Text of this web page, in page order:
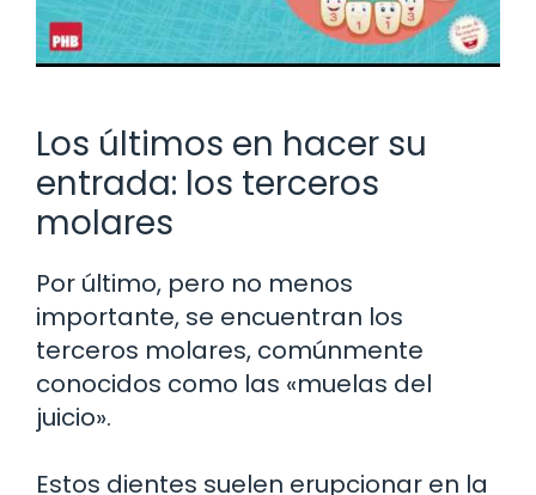
Los últimos en hacer su
entrada: los terceros
molares
Por último, pero no menos
importante, se encuentran los
terceros molares, comúnmente
conocidos como las «muelas del
juicio».
Estos dientes suelen erupcionar en la